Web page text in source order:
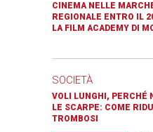
CINEMA NELLE
REGIONALE ENTRO IL
LA FILM ACADEMY DI
SOCIETÀ
VOLI LUNGHI, PERCHÉ
LE SCARPE: COME
TROMBOSI